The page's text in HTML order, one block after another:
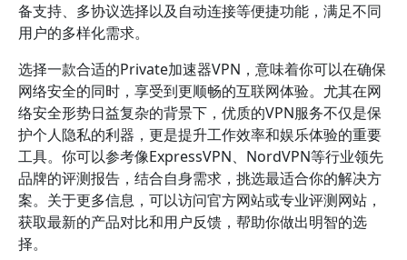
备支持、多协议选择以及自动连接等便捷功能，满足不同
用户的多样化需求。
选择一款合适的Private加速器VPN，意味着你可以在确保
网络安全的同时，享受到更顺畅的互联网体验。尤其在网
络安全形势日益复杂的背景下，优质的VPN服务不仅是保
护个人隐私的利器，更是提升工作效率和娱乐体验的重要
工具。你可以参考像ExpressVPN、NordVPN等行业领先
品牌的评测报告，结合自身需求，挑选最适合你的解决方
案。关于更多信息，可以访问官方网站或专业评测网站，
获取最新的产品对比和用户反馈，帮助你做出明智的选
择。